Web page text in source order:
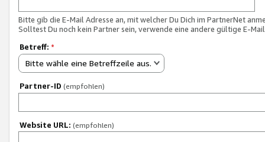
Bitte gib die E-Mail Adresse an, mit welcher Du Dich im PartnerNet
Solltest Du noch kein Partner sein, verwende eine andere gültige E-
Betreff: *
Bitte wähle eine Betreffzeile aus.
Partner-ID (empfohlen)
Website URL: (empfohlen)